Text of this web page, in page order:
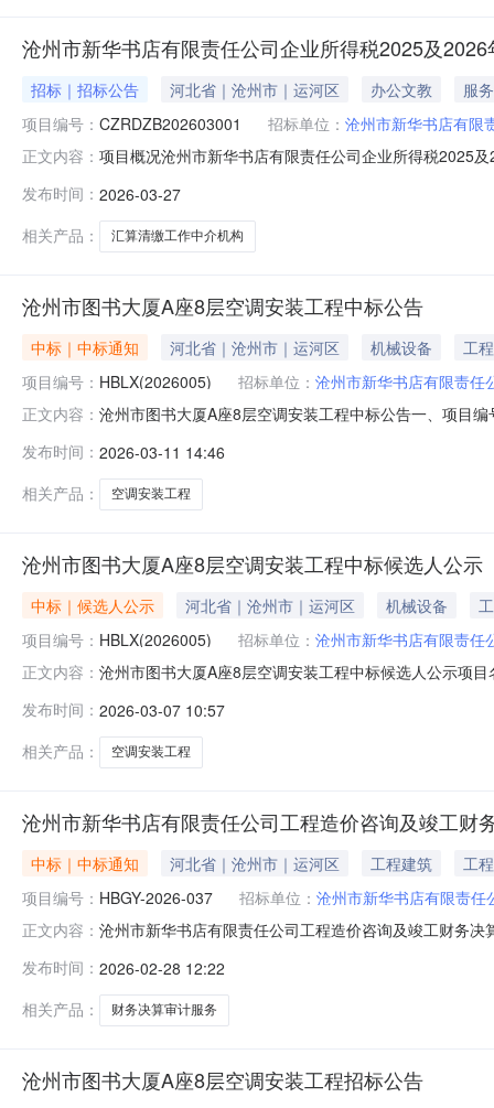
沧州市新华书店有限责任公司企业所得税2025及
招标｜招标公告 河北省｜沧州市｜运河区 办公文教
服务
项目编号： CZRDZB202603001 招标单位： 沧州市新华书店有限
正文内容： 项目概况沧州市新华书店有限责任公司企业所得税2025
聘请采购方式：竞争性磋商预算金额：17.6万元最高限
发布时间： 2026-03-27
相关产品：
汇算清缴工作中介机构
沧州市图书大厦A座8层空调安装工程中标公告
中标｜中标通知 河北省｜沧州市｜运河区 机械设备
工程
项目编号： HBLX(2026005) 招标单位： 沧州市新华书店有限责任
正文内容： 沧州市图书大厦A座8层空调安装工程中标公告一、项目
玖拾柒元捌角玖分四、评审专家名单：张振堂、姜畔、
市运河区南环
发布时间： 2026-03-11 14:46
相关产品：
空调安装工程
沧州市图书大厦A座8层空调安装工程中标候选人公示
中标｜候选人公示 河北省｜沧州市｜运河区 机械设备
项目编号： HBLX(2026005) 招标单位： 沧州市新华书店有限责任
正文内容： 沧州市图书大厦A座8层空调安装工程中标候选人公示项
第三名：河北国友空调设备安装有限公司第一中标候选
发布时间： 2026-03-07 10:57
相关产品：
空调安装工程
沧州市新华书店有限责任公司工程造价咨询及竣工财
中标｜中标通知 河北省｜沧州市｜运河区 工程建筑
工程
项目编号： HBGY-2026-037 招标单位： 沧州市新华书店有限责任
正文内容： 沧州市新华书店有限责任公司工程造价咨询及竣工财务
量标准：质量满足国家、地方现行法律、法规、规范的
限：一年质量标准：质量满足国家、地方现
发布时间： 2026-02-28 12:22
相关产品：
财务决算审计服务
沧州市图书大厦A座8层空调安装工程招标公告